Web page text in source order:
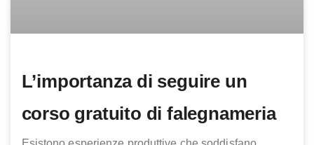
L’importanza di seguire un
corso gratuito di falegnameria